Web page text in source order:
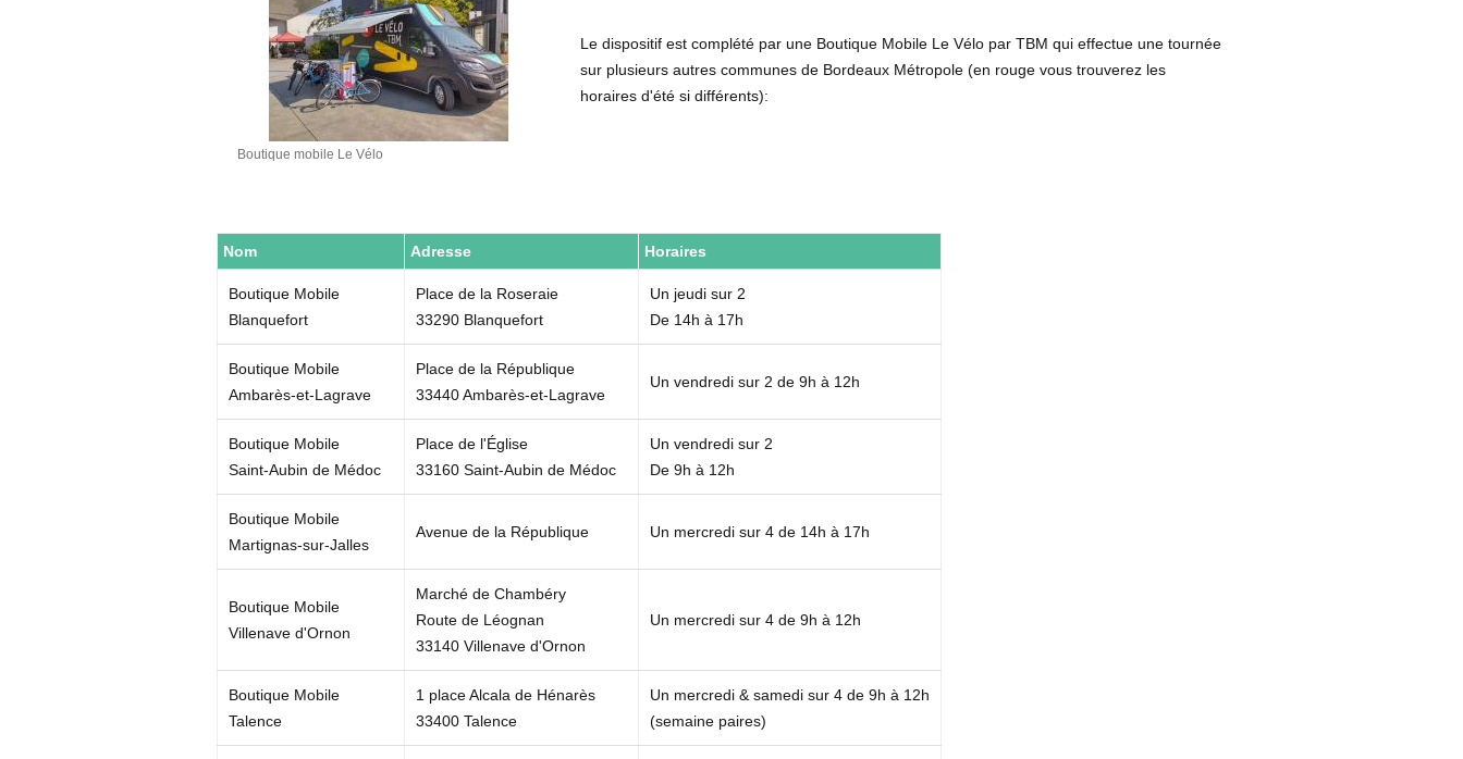
Boutique mobile Le Vélo
Le dispositif est complété par une Boutique Mobile Le Vélo par TBM qui effectue une tournée
sur plusieurs autres communes de Bordeaux Métropole (en rouge vous trouverez les
horaires d'été si différents):
Nom Adresse Horaires
Boutique Mobile
Blanquefort
Place de la Roseraie
33290 Blanquefort
Un jeudi sur 2
De 14h à 17h
Boutique Mobile
Ambarès-et-Lagrave
Place de la République
33440 Ambarès-et-Lagrave
Un vendredi sur 2 de 9h à 12h
Boutique Mobile
Saint-Aubin de Médoc
Place de l'Église
33160 Saint-Aubin de Médoc
Un vendredi sur 2
De 9h à 12h
Boutique Mobile
Martignas-sur-Jalles
Avenue de la République Un mercredi sur 4 de 14h à 17h
Boutique Mobile
Villenave d'Ornon
Marché de Chambéry
Route de Léognan
33140 Villenave d'Ornon
Un mercredi sur 4 de 9h à 12h
Boutique Mobile
Talence
1 place Alcala de Hénarès
33400 Talence
Un mercredi & samedi sur 4 de 9h à 12h
(semaine paires)